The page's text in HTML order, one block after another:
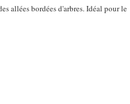
allées bordées d'arbres. Idéal pour le